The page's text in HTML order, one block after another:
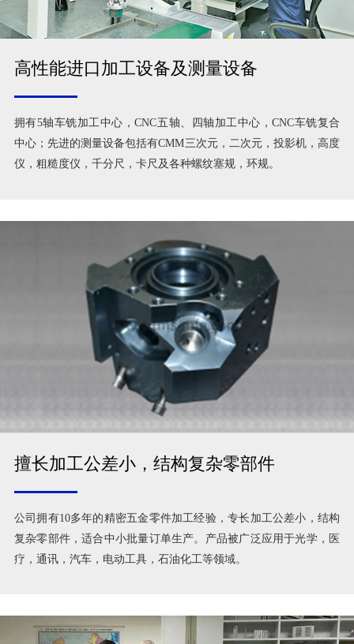
高性能进口加工设备及测量设备
拥有5轴车铣加工中心，CNC五轴、四轴加工中心，CNC车铣复合
中心；先进的测量设备包括有CMM三次元，二次元，投影机，高度
仪，粗糙度仪，千分尺，卡尺及各种螺纹塞规，环规。
擅长加工公差小，结构复杂零部件
公司拥有10多年的精密五金零件加工经验，专长加工公差小，结构
复杂零部件，适合中小批量订单生产。产品被广泛应用于光学，医
疗，通讯，汽车，电动工具，石油化工等领域。